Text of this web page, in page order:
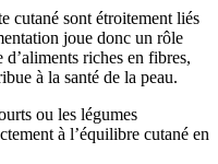
cutané sont étroitement liés
joue donc un rôle
riches en fibres,
à la santé de la peau.
ou les légumes
à l’équilibre cutané en